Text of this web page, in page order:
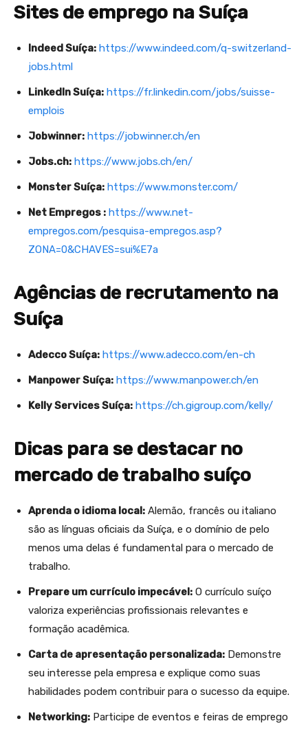
Sites de emprego na Suíça
Indeed Suíça: https://www.indeed.com/q-switzerland-
jobs.html
LinkedIn Suíça: https://fr.linkedin.com/jobs/suisse-
emplois
Jobwinner: https://jobwinner.ch/en
Jobs.ch: https://www.jobs.ch/en/
Monster Suíça: https://www.monster.com/
Net Empregos : https://www.net-
empregos.com/pesquisa-empregos.asp?
ZONA=0&CHAVES=sui%E7a
Agências de recrutamento na
Suíça
Adecco Suíça: https://www.adecco.com/en-ch
Manpower Suíça: https://www.manpower.ch/en
Kelly Services Suíça: https://ch.gigroup.com/kelly/
Dicas para se destacar no
mercado de trabalho suíço
Aprenda o idioma local: Alemão, francês ou italiano
são as línguas oficiais da Suíça, e o domínio de pelo
menos uma delas é fundamental para o mercado de
trabalho.
Prepare um currículo impecável: O currículo suíço
valoriza experiências profissionais relevantes e
formação acadêmica.
Carta de apresentação personalizada: Demonstre
seu interesse pela empresa e explique como suas
habilidades podem contribuir para o sucesso da equipe.
Networking: Participe de eventos e feiras de emprego